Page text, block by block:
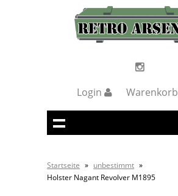
Login Warenkorb
Startseite » unbestimmt »
Holster Nagant Revolver M1895